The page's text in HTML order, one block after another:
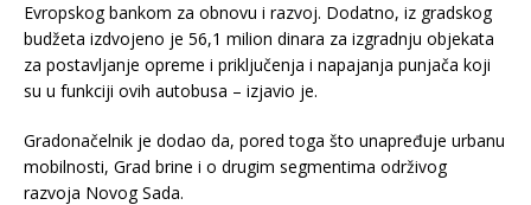
Evropskog bankom za obnovu i razvoj. Dodatno, iz gradskog
budžeta izdvojeno je 56,1 milion dinara za izgradnju objekata
za postavljanje opreme i priključenja i napajanja punjača koji
su u funkciji ovih autobusa – izjavio je.
Gradonačelnik je dodao da, pored toga što unapređuje urbanu
mobilnosti, Grad brine i o drugim segmentima održivog
razvoja Novog Sada.